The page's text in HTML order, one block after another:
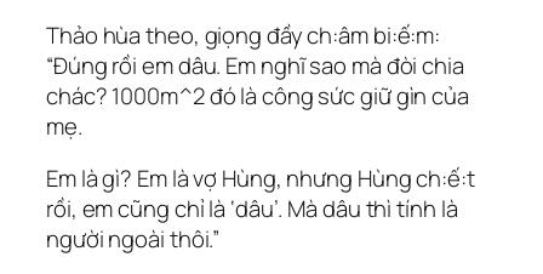
Thảo hùa theo, giọng đầy ch:âm bi:ế:m:
“Đúng rồi em dâu. Em nghĩ sao mà đòi chia
chác? 1000m^2 đó là công sức giữ gìn của
mẹ.
Em là gì? Em là vợ Hùng, nhưng Hùng ch:ế:t
rồi, em cũng chỉ là ‘dâu’. Mà dâu thì tính là
người ngoài thôi.”